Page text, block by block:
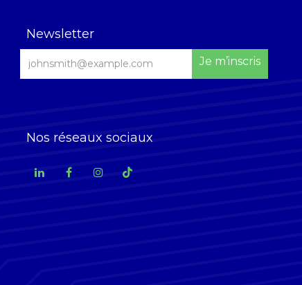
Newsletter
Je m’inscris
Nos réseaux sociaux